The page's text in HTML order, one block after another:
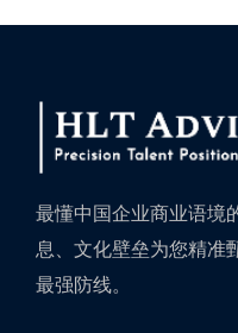
最懂中国企业商业语境
息、文化壁垒为您精准
最强防线。